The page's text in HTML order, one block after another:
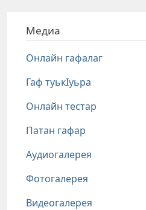
Медиа
Онлайн гафалаг
Гаф туькIуьра
Онлайн тестар
Патан гафар
Аудиогалерея
Фотогалерея
Видеогалерея